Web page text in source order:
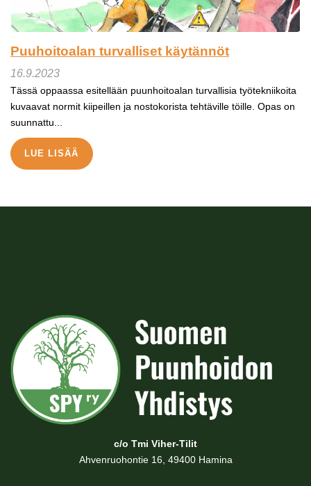
Puuhoitoalan turvalliset käytännöt
16.9.2023
Tässä oppaassa esitellään puunhoitoalan turvallisia työtekniikoita
kuvaavat normit kiipeillen ja nostokorista tehtäville töille. Opas on
suunnattu...
LUE LISÄÄ
c/o Tmi Viher-Tilit
Ahvenruohontie 16, 49400 Hamina